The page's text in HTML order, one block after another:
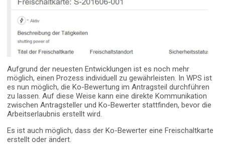
Aufgrund der neuesten Entwicklungen ist es noch mehr
möglich, einen Prozess individuell zu gewährleisten. In WPS ist
es nun möglich, die Ko-Bewertung im Antragsteil durchführen
zu lassen. Auf diese Weise kann eine direkte Kommunikation
zwischen Antragsteller und Ko-Bewerter stattfinden, bevor die
Arbeitserlaubnis erstellt wird.
Es ist auch möglich, dass der Ko-Bewerter eine Freischaltkarte
erstellt oder ändert.